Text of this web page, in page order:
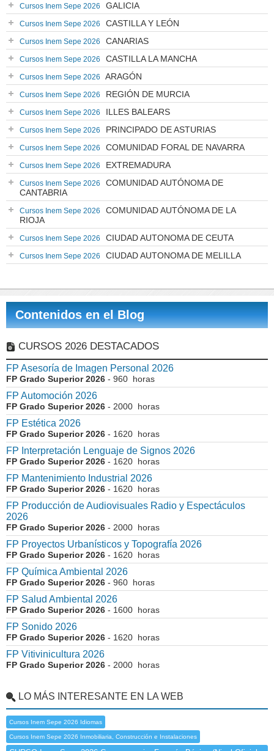
Cursos Inem Sepe 2026 GALICIA
Cursos Inem Sepe 2026 CASTILLA Y LEÓN
Cursos Inem Sepe 2026 CANARIAS
Cursos Inem Sepe 2026 CASTILLA LA MANCHA
Cursos Inem Sepe 2026 ARAGÓN
Cursos Inem Sepe 2026 REGIÓN DE MURCIA
Cursos Inem Sepe 2026 ILLES BALEARS
Cursos Inem Sepe 2026 PRINCIPADO DE ASTURIAS
Cursos Inem Sepe 2026 COMUNIDAD FORAL DE NAVARRA
Cursos Inem Sepe 2026 EXTREMADURA
Cursos Inem Sepe 2026
COMUNIDAD AUTÓNOMA DE
CANTABRIA
Cursos Inem Sepe 2026
COMUNIDAD AUTÓNOMA DE LA
RIOJA
Cursos Inem Sepe 2026 CIUDAD AUTONOMA DE CEUTA
Cursos Inem Sepe 2026 CIUDAD AUTONOMA DE MELILLA
Contenidos en el Blog
CURSOS 2026 DESTACADOS
FP Asesoría de Imagen Personal 2026
FP Grado Superior 2026 - 960 horas
FP Automoción 2026
FP Grado Superior 2026 - 2000 horas
FP Estética 2026
FP Grado Superior 2026 - 1620 horas
FP Interpretación Lenguaje de Signos 2026
FP Grado Superior 2026 - 1620 horas
FP Mantenimiento Industrial 2026
FP Grado Superior 2026 - 1620 horas
FP Producción de Audiovisuales Radio y Espectáculos
2026
FP Grado Superior 2026 - 2000 horas
FP Proyectos Urbanísticos y Topografía 2026
FP Grado Superior 2026 - 1620 horas
FP Química Ambiental 2026
FP Grado Superior 2026 - 960 horas
FP Salud Ambiental 2026
FP Grado Superior 2026 - 1600 horas
FP Sonido 2026
FP Grado Superior 2026 - 1620 horas
FP Vitivinicultura 2026
FP Grado Superior 2026 - 2000 horas
LO MÁS INTERESANTE EN LA WEB
Cursos Inem Sepe 2026 Idiomas
Cursos Inem Sepe 2026 Inmobiliaria, Construcción e Instalaciones